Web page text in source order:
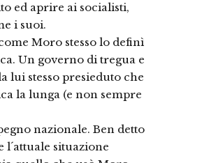
ed aprire ai socialisti,
i suoi.
Moro stesso lo definì
Un governo di tregua e
lui stesso presieduto che
la lunga (e non sempre
nazionale. Ben detto
situazione